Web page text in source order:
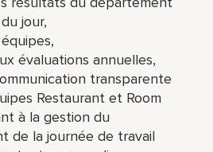
jour,
évaluations annuelles,
transparente
Restaurant et Room
à la gestion du
de la journée de travail